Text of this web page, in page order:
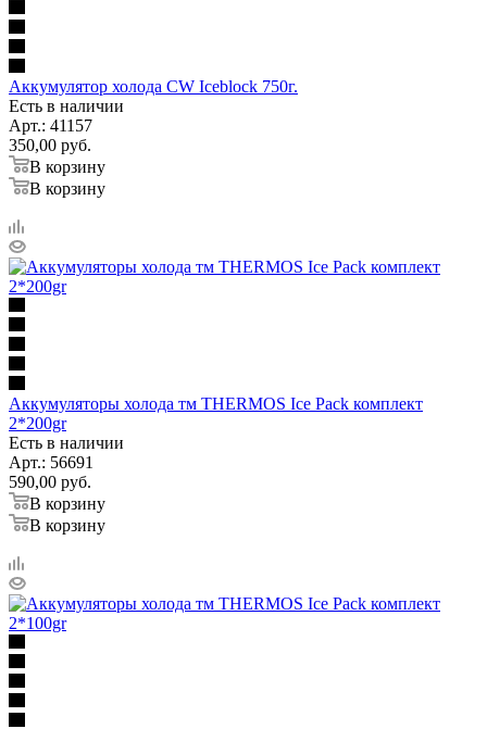
Аккумулятор холода CW Iceblock 750г.
Есть в наличии
Арт.: 41157
350,00 руб.
В корзину
В корзину
Аккумуляторы холода тм THERMOS Ice Pack комплект
2*200gr
Есть в наличии
Арт.: 56691
590,00 руб.
В корзину
В корзину